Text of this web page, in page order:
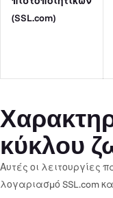
(SSL.com)
κύκλου
Αυτές οι λειτουργίες
λογαριασμό SSL.com